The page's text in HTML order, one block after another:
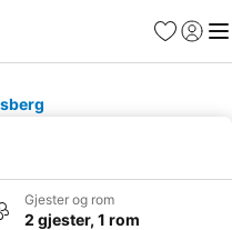
Favoritter
Logg
Gjester og rom
2 gjester, 1 rom